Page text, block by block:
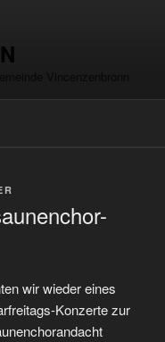
wir wieder eines
Konzerte zur